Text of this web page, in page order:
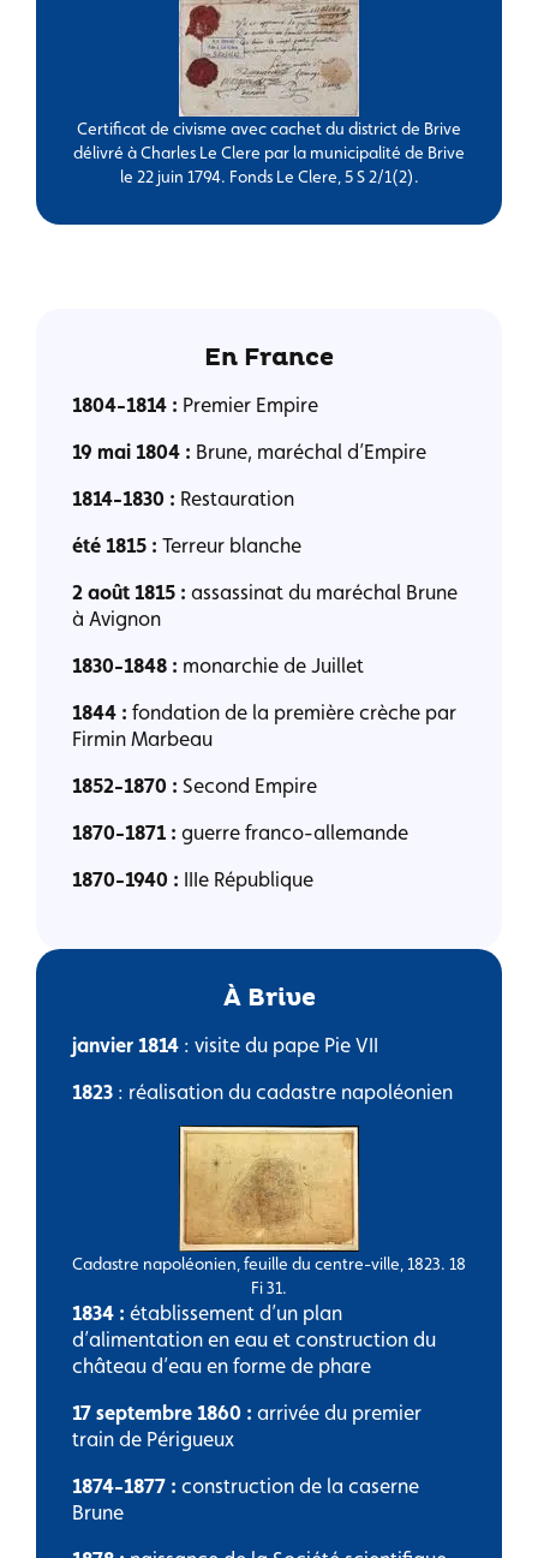
Certificat de civisme avec cachet du district de Brive
délivré à Charles Le Clere par la municipalité de Brive
le 22 juin 1794. Fonds Le Clere, 5 S 2/1(2).
En France
1804-1814 : Premier Empire
19 mai 1804 : Brune, maréchal d’Empire
1814-1830 : Restauration
été 1815 : Terreur blanche
2 août 1815 : assassinat du maréchal Brune
à Avignon
1830-1848 : monarchie de Juillet
1844 : fondation de la première crèche par
Firmin Marbeau
1852-1870 : Second Empire
1870-1871 : guerre franco-allemande
1870-1940 : IIIe République
À Brive
janvier 1814 : visite du pape Pie VII
1823 : réalisation du cadastre napoléonien
Cadastre napoléonien, feuille du centre-ville, 1823. 18
Fi 31.
1834 : établissement d’un plan
d’alimentation en eau et construction du
château d’eau en forme de phare
17 septembre 1860 : arrivée du premier
train de Périgueux
1874-1877 : construction de la caserne
Brune